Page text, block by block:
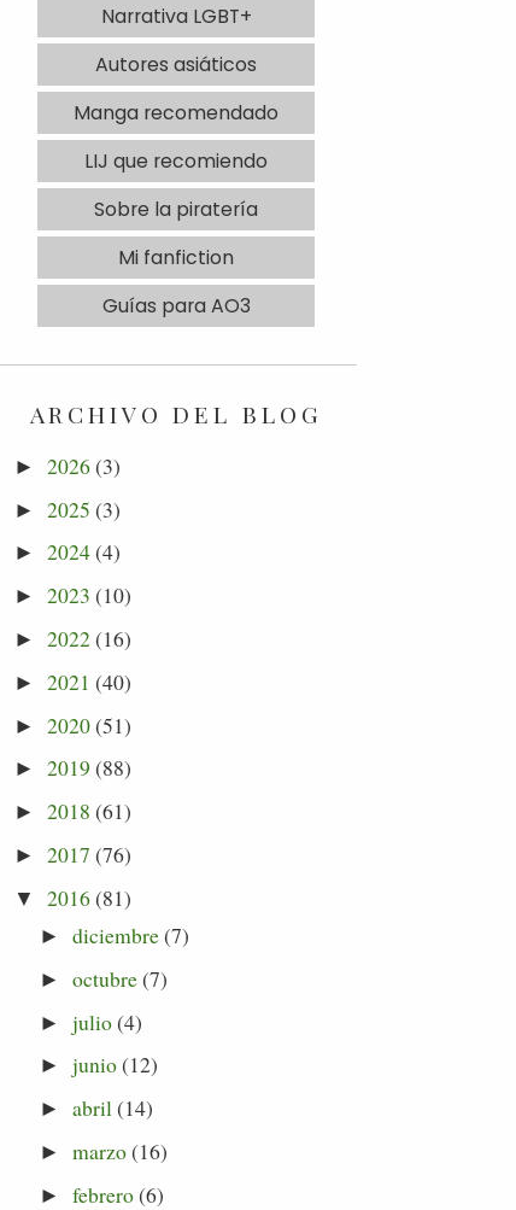
Narrativa LGBT+
Autores asiáticos
Manga recomendado
LIJ que recomiendo
Sobre la piratería
Mi fanfiction
Guías para AO3
ARCHIVO DEL BLOG
► 2026(3)
► 2025 (3)
► 2024(4)
► 2023 (10)
► 2022(16)
► 2021 (40)
► 2020(51)
► 2019 (88)
► 2018 (61)
► 2017 (76)
▼ 2016(81)
►diciembre(7)
►octubre(7)
►julio(4)
►junio(12)
►abril(14)
►marzo(16)
►febrero(6)